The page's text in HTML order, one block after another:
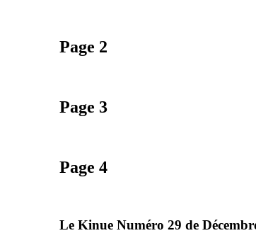
Page 2
Page 3
Page 4
Le Kinue Numéro 29 de